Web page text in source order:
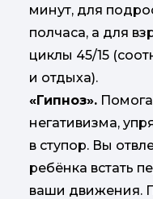
минут, для
полчаса, а для
циклы 45/15
и отдыха).
«Гипноз».
негативизма,
в ступор. Вы
ребёнка встать
ваши движения.